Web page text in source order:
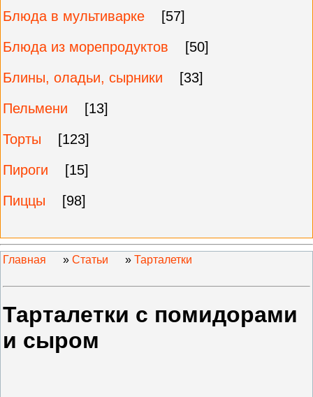
Блюда в мультиварке
[57]
Блюда из морепродуктов
[50]
Блины, оладьи, сырники
[33]
Пельмени
[13]
Торты
[123]
Пироги
[15]
Пиццы
[98]
Главная » Статьи » Тарталетки
Тарталетки с помидорами
и сыром